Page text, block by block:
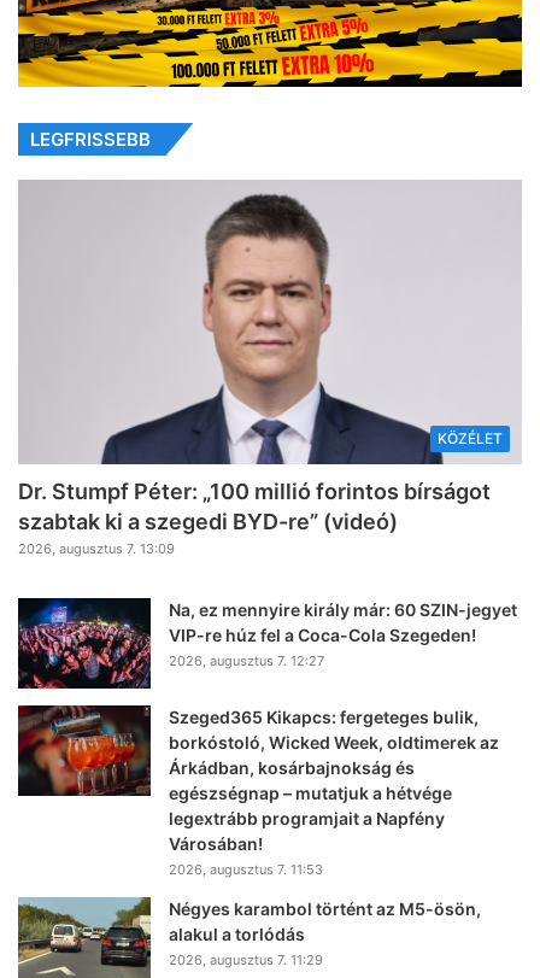
LEGFRISSEBB
KÖZÉLET
Dr. Stumpf Péter: „100 millió forintos bírságot
szabtak ki a szegedi BYD-re” (videó)
2026, augusztus 7. 13:09
Na, ez mennyire király már: 60 SZIN-jegyet
VIP-re húz fel a Coca-Cola Szegeden!
2026, augusztus 7. 12:27
Szeged365 Kikapcs: fergeteges bulik,
borkóstoló, Wicked Week, oldtimerek az
Árkádban, kosárbajnokság és
egészségnap – mutatjuk a hétvége
legextrább programjait a Napfény
Városában!
2026, augusztus 7. 11:53
Négyes karambol történt az M5-ösön,
alakul a torlódás
2026, augusztus 7. 11:29